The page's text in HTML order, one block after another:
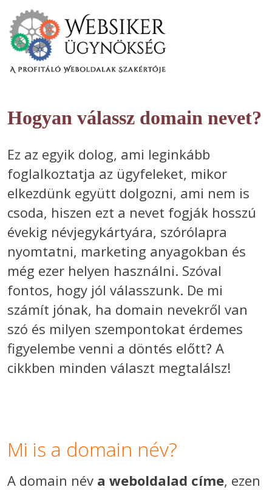
Hogyan válassz domain nevet?
Ez az egyik dolog, ami leginkább
foglalkoztatja az ügyfeleket, mikor
elkezdünk együtt dolgozni, ami nem is
csoda, hiszen ezt a nevet fogják hosszú
évekig névjegykártyára, szórólapra
nyomtatni, marketing anyagokban és
még ezer helyen használni. Szóval
fontos, hogy jól válasszunk. De mi
számít jónak, ha domain nevekről van
szó és milyen szempontokat érdemes
figyelembe venni a döntés előtt? A
cikkben minden választ megtalálsz!
Mi is a domain név?
A domain név a weboldalad címe, ezen